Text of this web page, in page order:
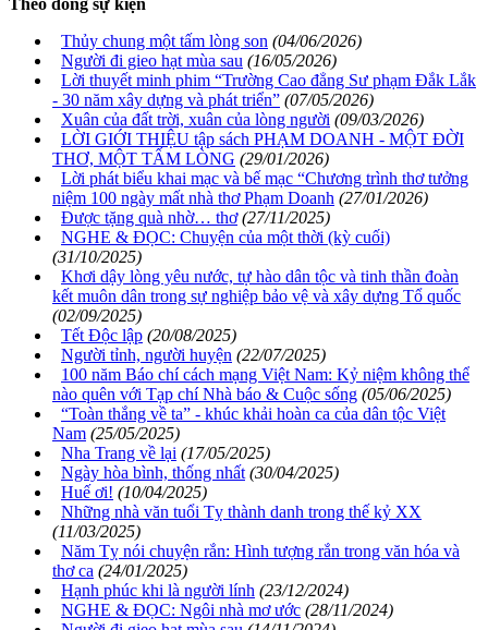
Thủy chung một tấm lòng son (04/06/2026)
Người đi gieo hạt mùa sau (16/05/2026)
Lời thuyết minh phim “Trường Cao đẳng Sư phạm Đắk Lắk
- 30 năm xây dựng và phát triển” (07/05/2026)
Xuân của đất trời, xuân của lòng người (09/03/2026)
LỜI GIỚI THIỆU tập sách PHẠM DOANH - MỘT ĐỜI
THƠ, MỘT TẤM LÒNG (29/01/2026)
Lời phát biểu khai mạc và bế mạc “Chương trình thơ tưởng
niệm 100 ngày mất nhà thơ Phạm Doanh (27/01/2026)
Được tặng quà nhờ… thơ (27/11/2025)
NGHE & ĐỌC: Chuyện của một thời (kỳ cuối)
(31/10/2025)
Khơi dậy lòng yêu nước, tự hào dân tộc và tinh thần đoàn
kết muôn dân trong sự nghiệp bảo vệ và xây dựng Tổ quốc
(02/09/2025)
Tết Độc lập (20/08/2025)
Người tỉnh, người huyện (22/07/2025)
100 năm Báo chí cách mạng Việt Nam: Kỷ niệm không thể
nào quên với Tạp chí Nhà báo & Cuộc sống (05/06/2025)
“Toàn thắng về ta” - khúc khải hoàn ca của dân tộc Việt
Nam (25/05/2025)
Nha Trang về lại (17/05/2025)
Ngày hòa bình, thống nhất (30/04/2025)
Huế ơi! (10/04/2025)
Những nhà văn tuổi Tỵ thành danh trong thế kỷ XX
(11/03/2025)
Năm Tỵ nói chuyện rắn: Hình tượng rắn trong văn hóa và
thơ ca (24/01/2025)
Hạnh phúc khi là người lính (23/12/2024)
NGHE & ĐỌC: Ngôi nhà mơ ước (28/11/2024)